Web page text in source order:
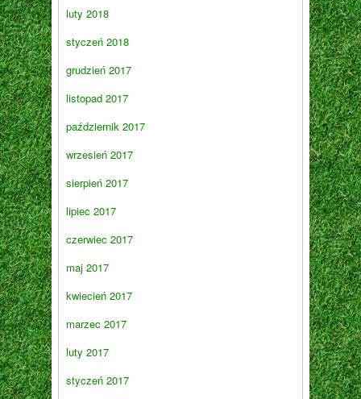
luty 2018
styczeń 2018
grudzień 2017
listopad 2017
październik 2017
wrzesień 2017
sierpień 2017
lipiec 2017
czerwiec 2017
maj 2017
kwiecień 2017
marzec 2017
luty 2017
styczeń 2017